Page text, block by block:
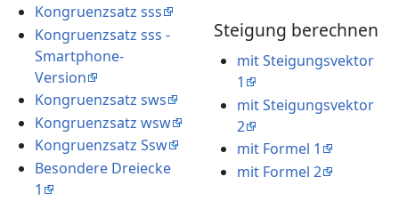
Kongruenzsatz sss
Kongruenzsatz sss -
Smartphone-
Version
Kongruenzsatz sws
Kongruenzsatz wsw
Kongruenzsatz Ssw
Besondere Dreiecke
1
Steigung berechnen
mit Steigungsvektor
1
mit Steigungsvektor
2
mit Formel 1
mit Formel 2